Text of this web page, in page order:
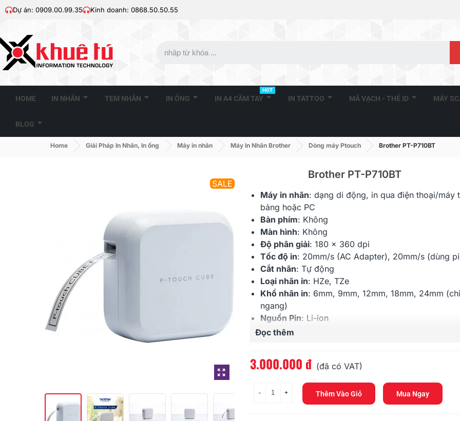
Dự án: 0909.00.99.35 Kinh doanh: 0868.50.50.55
HOME IN NHÃN TEM NHÃN IN ỐNG IN A4 CẦM TAY
HOT
IN TATTOO MÃ VẠCH - THẺ ID MÁY
BLOG
Home Giải Pháp In Nhãn, In ống Máy in nhãn Máy In Nhãn Brother Dòng máy Ptouch Brother PT-P710BT
SALE
Brother PT-P710BT
Máy in nhãn: dạng di động, in qua điệnthoại/máy
bảng hoặc PC
Bàn phím: Không
Màn hình: Không
Độ phân giải: 180 x 360 dpi
Tốc độ in: 20mm/s (AC Adapter), 20mm/s (dùng
Cắt nhãn: Tự động
Loại nhãn in: HZe, TZe
Khổ nhãn in: 6mm, 9mm, 12mm, 18mm, 24mm
ngang)
Nguồn Pin: Li-ion
Nguồn AC Adapter
Đọc thêm
3.000.000 đ (đã có VAT)
- + Thêm Vào Giỏ Mua Ngay